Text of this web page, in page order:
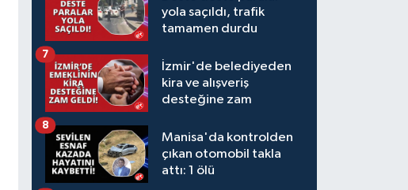
yola saçıldı, trafik
tamamen durdu
İzmir'de belediyeden
kira ve alışveriş
desteğine zam
7
Manisa'da kontrolden
çıkan otomobil takla
attı: 1 ölü
8